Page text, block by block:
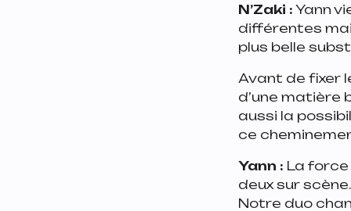
N’Zaki : Yann
différentes
plus belle
Avant de fixer
d’une matière
aussi la
ce
Yann : La
deux sur
Notre duo